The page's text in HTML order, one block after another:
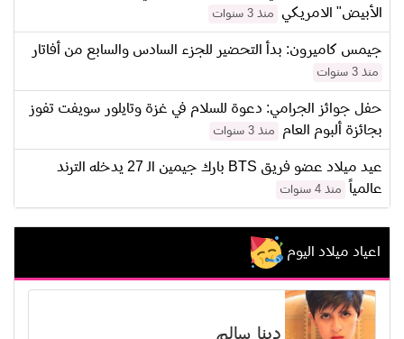
الأبيض" الامريكي
منذ 3 سنوات
جيمس كاميرون: بدأ التحضير للجزء السادس والسابع من أفاتار
منذ 3 سنوات
حفل جوائز الجرامي: دعوة للسلام في غزة وتايلور سويفت تفوز
بجائزة ألبوم العام
منذ 3 سنوات
عيد ميلاد عضو فريق BTS بارك جيمين الـ 27 يدخله الترند
عالمياً
منذ 4 سنوات
اعياد ميلاد اليوم
دينا سالم